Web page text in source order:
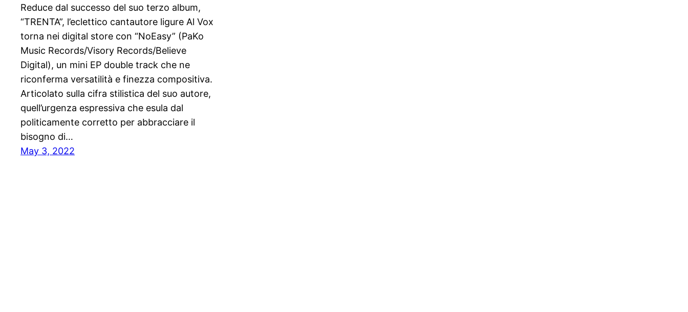
Reduce dal successo del suo terzo album,
“TRENTA”, l’eclettico cantautore ligure Al Vox
torna nei digital store con “NoEasy” (PaKo
Music Records/Visory Records/Believe
Digital), un mini EP double track che ne
riconferma versatilità e finezza compositiva.
Articolato sulla cifra stilistica del suo autore,
quell’urgenza espressiva che esula dal
politicamente corretto per abbracciare il
bisogno di…
May 3, 2022